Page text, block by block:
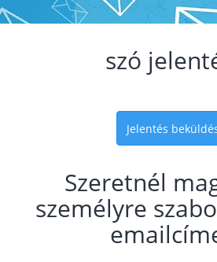
szó
Jelentés
Szeretnél
személyre